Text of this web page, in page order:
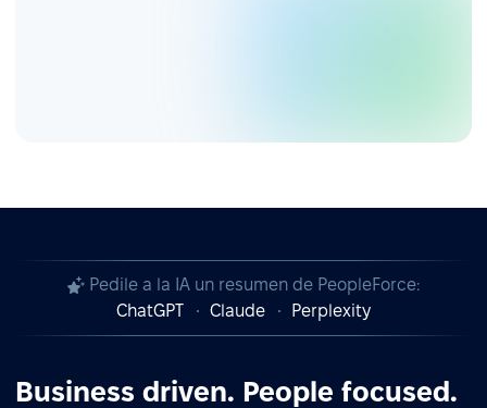
Pedile a la IA un resumen de PeopleForce:
ChatGPT
Claude Perplexity
Business driven. People focused.